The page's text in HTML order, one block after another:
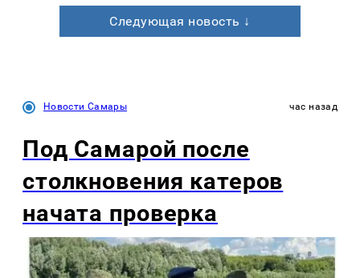
Следующая новость ↓
Новости Самары час назад
Под Самарой после
столкновения катеров
начата проверка